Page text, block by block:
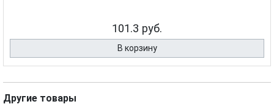
101.3 руб.
В корзину
Другие товары